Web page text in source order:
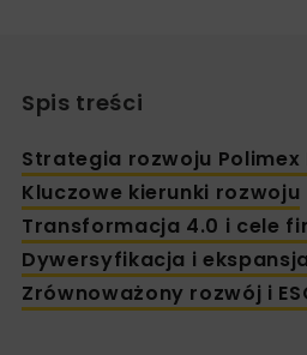
Spis treści
Strategia rozwoju
Kluczowe kierunki rozwoju
Transformacja 4.0 i cele
Dywersyfikacja i
Zrównoważony rozwój i